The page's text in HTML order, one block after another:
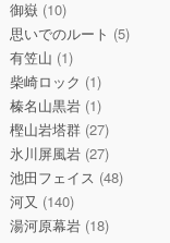
御嶽 (10)
思いでのルート (5)
有笠山 (1)
柴崎ロック (1)
榛名山黒岩 (1)
樫山岩塔群 (27)
氷川屏風岩 (27)
池田フェイス (48)
河又 (140)
湯河原幕岩 (18)